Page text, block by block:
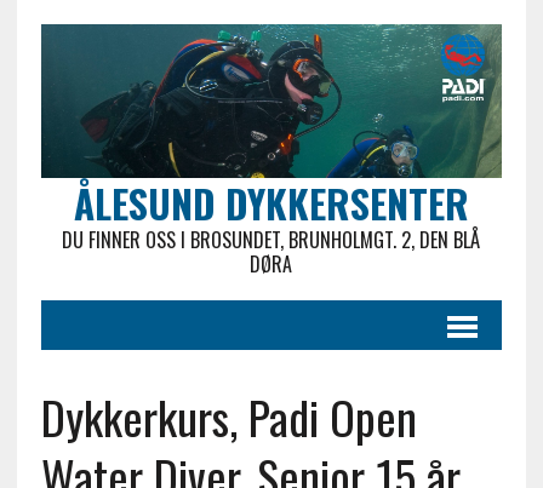
ÅLESUND DYKKERSENTER
DU FINNER OSS I BROSUNDET, BRUNHOLMGT. 2, DEN BLÅ
DØRA
Dykkerkurs, Padi Open